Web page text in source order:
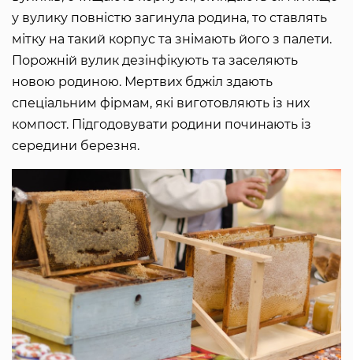
у вулику повністю загинула родина, то ставлять
мітку на такий корпус та знімають його з палети.
Порожній вулик дезінфікують та заселяють
новою родиною. Мертвих бджіл здають
спеціальним фірмам, які виготовляють із них
компост. Підгодовувати родини починають із
середини березня.